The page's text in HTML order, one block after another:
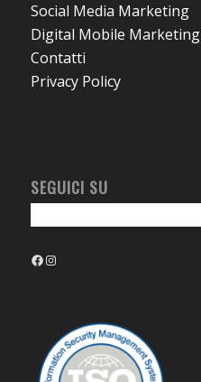
Social Media Marketing
Digital Mobile Marketing
Contatti
Privacy Policy
SEGUICI SU
Facebook
Instagram